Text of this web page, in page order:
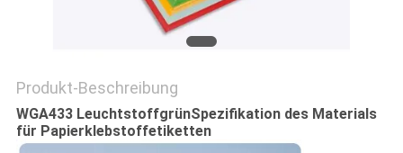
EIN
ZITAT
Produkt-Beschreibung
WGA433 LeuchtstoffgrünSpezifikation des Materials
für Papierklebstoffetiketten